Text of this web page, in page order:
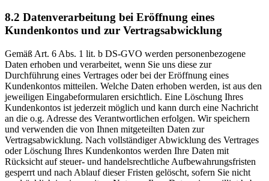
8.2 Datenverarbeitung bei Eröffnung eines
Kundenkontos und zur Vertragsabwicklung
Gemäß Art. 6 Abs. 1 lit. b DS-GVO werden personenbezogene
Daten erhoben und verarbeitet, wenn Sie uns diese zur
Durchführung eines Vertrages oder bei der Eröffnung eines
Kundenkontos mitteilen. Welche Daten erhoben werden, ist aus den
jeweiligen Eingabeformularen ersichtlich. Eine Löschung Ihres
Kundenkontos ist jederzeit möglich und kann durch eine Nachricht
an die o.g. Adresse des Verantwortlichen erfolgen. Wir speichern
und verwenden die von Ihnen mitgeteilten Daten zur
Vertragsabwicklung. Nach vollständiger Abwicklung des Vertrages
oder Löschung Ihres Kundenkontos werden Ihre Daten mit
Rücksicht auf steuer- und handelsrechtliche Aufbewahrungsfristen
gesperrt und nach Ablauf dieser Fristen gelöscht, sofern Sie nicht